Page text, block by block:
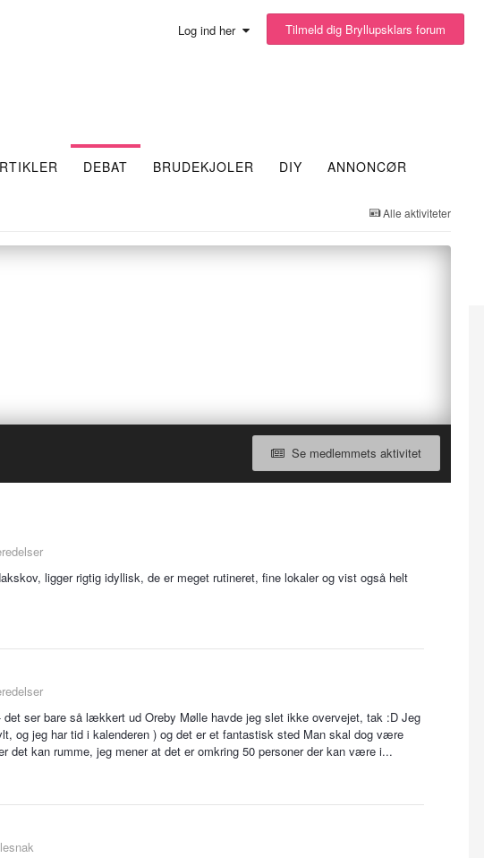
Log ind her Tilmeld dig Bryllupsklars forum
DEBAT BRUDEKJOLER DIY ANNONCØR
Alle aktiviteter
Se medlemmets aktivitet
ligger rigtig idyllisk, de er meget rutineret, fine lokaler og vist også helt
ser bare så lækkert ud Oreby Mølle havde jeg slet ikke overvejet, tak :D Jeg
og jeg har tid i kalenderen ) og det er et fantastisk sted Man skal dog være
kan rumme, jeg mener at det er omkring 50 personer der kan være i...